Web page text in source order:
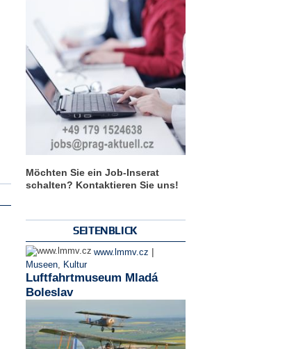
Möchten Sie ein Job-Inserat
schalten? Kontaktieren Sie uns!
SEITENBLICK
www.lmmv.cz |
Museen, Kultur
Luftfahrtmuseum Mladá
Boleslav